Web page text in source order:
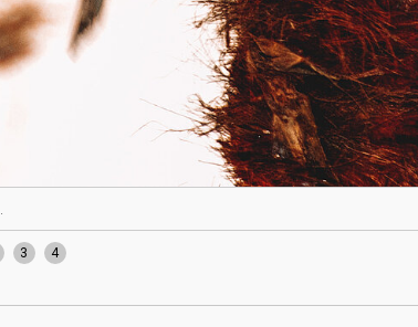
3 4